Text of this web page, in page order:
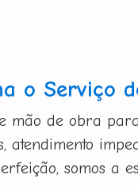
o Serviço
mão de obra
atendimento
somos a